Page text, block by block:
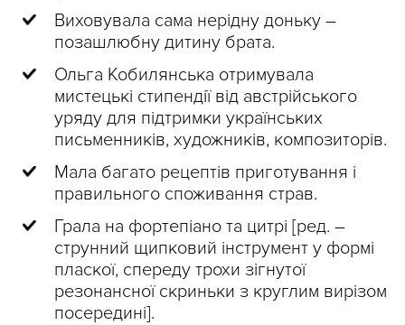
Виховувала сама нерідну доньку –
позашлюбну дитину брата.
Ольга Кобилянська отримувала
мистецькі стипендії від австрійського
уряду для підтримки українських
письменників, художників, композиторів.
Мала багато рецептів приготування і
правильного споживання страв.
Грала на фортепіано та цитрі [ред. –
струнний щипковий інструмент у формі
пласкої, спереду трохи зігнутої
резонансної скриньки з круглим вирізом
посередині].